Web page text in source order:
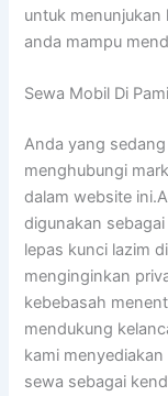
untuk menunjukan
anda mampu
Sewa Mobil Di
Anda yang
menghubungi
dalam website
digunakan
lepas kunci lazim
menginginkan
kebebasah
mendukung
kami
sewa sebagai